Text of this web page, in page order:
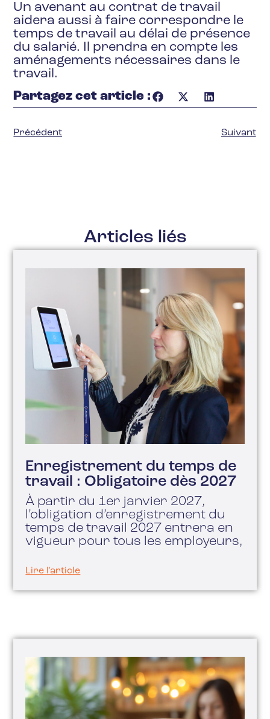
Un avenant au contrat de travail
aidera aussi à faire correspondre le
temps de travail au délai de présence
du salarié. Il prendra en compte les
aménagements nécessaires dans le
travail.
Partagez cet article :
Précédent Suivant
Articles liés
Enregistrement du temps de
travail : Obligatoire dès 2027
À partir du 1er janvier 2027,
l’obligation d’enregistrement du
temps de travail 2027 entrera en
vigueur pour tous les employeurs,
Lire l'article